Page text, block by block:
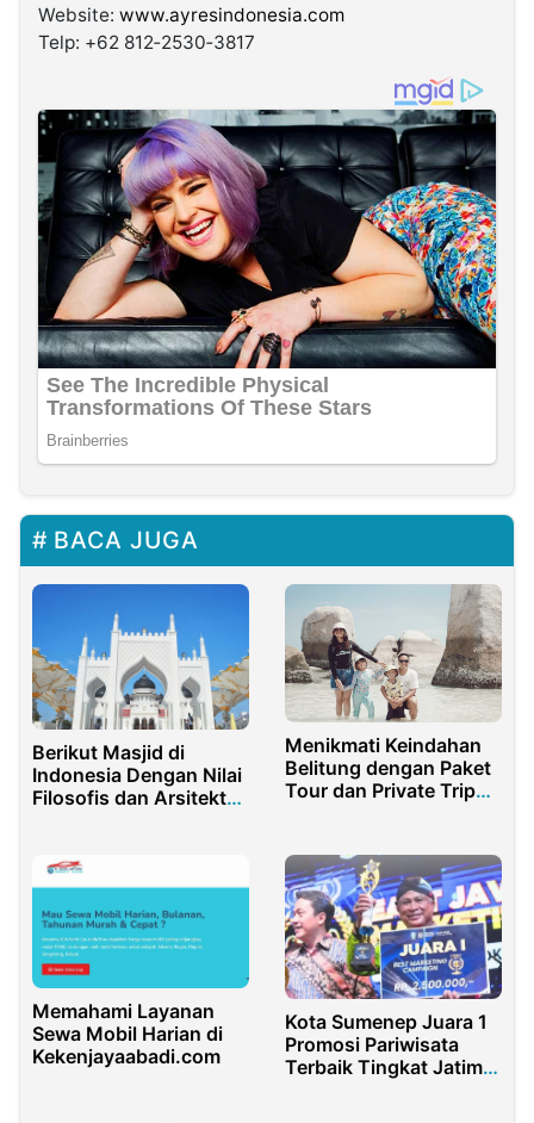
Website: www.ayresindonesia.com
Telp: ‪+62 812‑2530‑3817
BACA JUGA
Berikut Masjid di
Indonesia Dengan Nilai
Filosofis dan Arsitektur
Menikmati Keindahan
Belitung dengan Paket
Tour dan Private Trip
Memahami Layanan
Sewa Mobil Harian di
Kekenjayaabadi.com
Kota Sumenep Juara 1
Promosi Pariwisata
Terbaik Tingkat Jatim